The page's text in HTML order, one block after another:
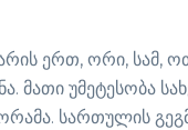
ერთ, ორი, სამ,
მათი უმეტესობა
სართულის